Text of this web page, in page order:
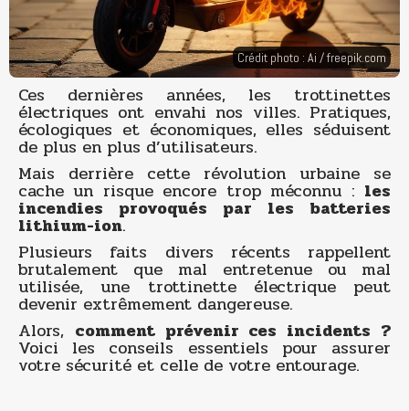
Crédit photo : Ai /freepik.com
Ces dernières années, les trottinettes
électriques ont envahi nos villes. Pratiques,
écologiques et économiques, elles séduisent
de plus en plus d’utilisateurs.
Mais derrière cette révolution urbaine se
cache un risque encore trop méconnu : les
incendies provoqués par les batteries
lithium-ion.
Plusieurs faits divers récents rappellent
brutalement que mal entretenue ou mal
utilisée, une trottinette électrique peut
devenir extrêmement dangereuse.
Alors, comment prévenir ces incidents ?
Voici les conseils essentiels pour assurer
votre sécurité et celle de votre entourage.